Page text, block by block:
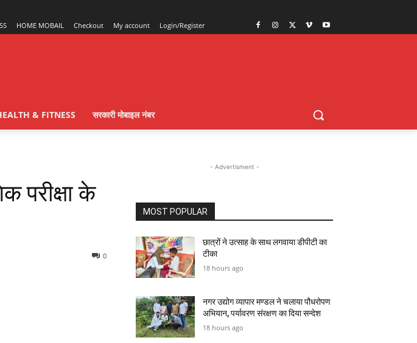
HOME MOBAIL Checkout My account Login/Register
& FITNESS सरकारी मोबाइल नंबर
परीक्षा के
0
- Advertisment -
MOST POPULAR
छात्रों ने उत्साह के साथ लगवाया डीपीटी का
टीका
18 hours ago
नगर उद्योग व्यापार मण्डल ने चलाया पौधरोपण
अभियान, पर्यावरण संरक्षण का दिया सन्देश
18 hours ago